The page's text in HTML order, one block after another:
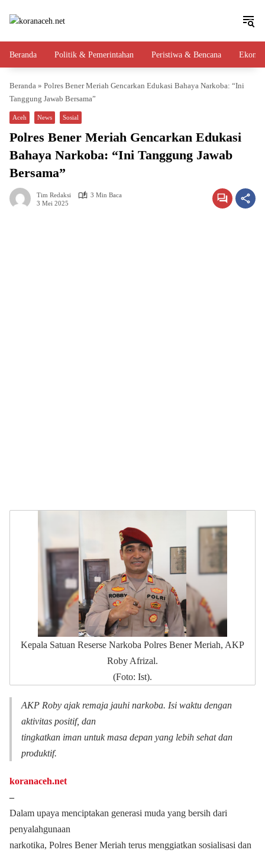
Beranda Politik & Pemerintahan Peristiwa & Bencana
Beranda » Polres Bener Meriah Gencarkan Edukasi Bahaya Narkoba: “Ini
Tanggung Jawab Bersama”
Aceh News Sosial
Polres Bener Meriah Gencarkan Edukasi
Bahaya Narkoba: “Ini Tanggung Jawab
Bersama”
Tim Redaksi
3 Min Baca
3 Mei 2025
Kepala Satuan Reserse Narkoba Polres Bener Meriah, AKP
Roby Afrizal.
(Foto: Ist).
AKP Roby ajak remaja jauhi narkoba. Isi waktu dengan
aktivitas positif, dan
tingkatkan iman untuk masa depan yang lebih sehat dan
produktif.
koranaceh.net
‒
Dalam upaya menciptakan generasi muda yang bersih dari
penyalahgunaan
narkotika, Polres Bener Meriah terus menggiatkan sosialisasi dan